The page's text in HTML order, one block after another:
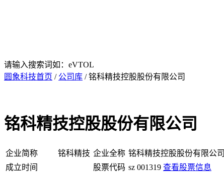
请输入搜索词如：eVTOL
圆象科技首页 / 公司库 / 铭科精技控股股份有限公司
铭科精技控股股份有限公司
企业简称 铭科精技 企业全称 铭科精技控股股份有限公司
成立时间
股票代码 sz 001319 查看股票信息